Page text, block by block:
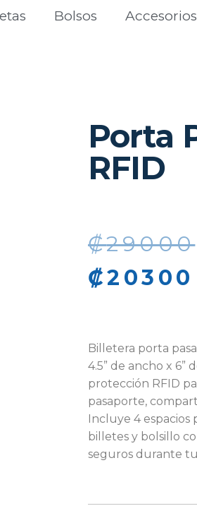
Bolsos Accesorios
Porta
RFID
₡29000
₡20300
Billetera porta
4.5” de ancho x 6”
protección RFID
pasaporte,
Incluye 4 espacios
billetes y bolsillo
seguros durante